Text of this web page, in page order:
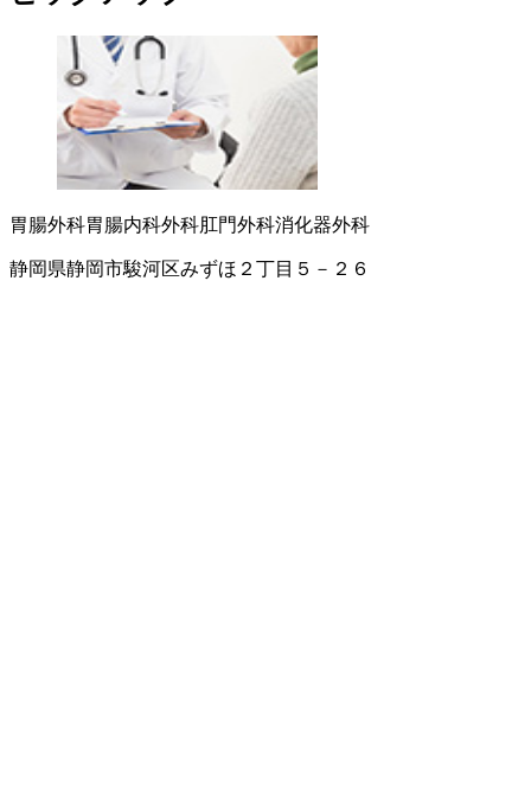
胃腸外科胃腸内科外科肛門外科消化器外科
静岡県静岡市駿河区みずほ２丁目５－２６